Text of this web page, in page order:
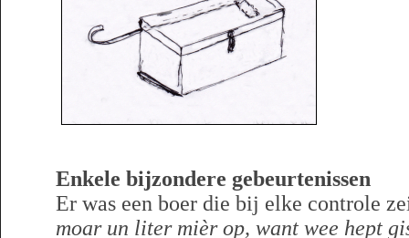
Enkele bijzondere gebeurtenissen
Er was een boer die bij elke controle
moar un liter mièr op, want wee hept